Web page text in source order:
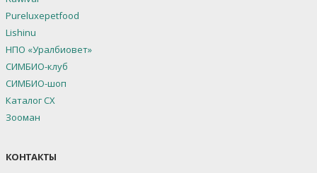
Pureluxepetfood
Lishinu
НПО «Уралбиовет»
СИМБИО-клуб
СИМБИО-шоп
Каталог СХ
Зооман
КОНТАКТЫ